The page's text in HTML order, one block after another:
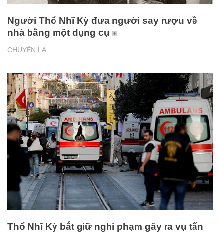
CHUYỆN LẠ
Người Thổ Nhĩ Kỳ đưa người say rượu về
nhà bằng một dụng cụ
Thổ Nhĩ Kỳ bắt giữ nghi phạm gây ra vụ tấn